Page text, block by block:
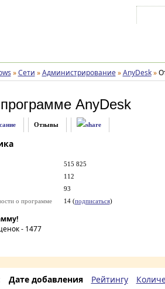
» Сети » Администрирование » AnyDesk »
AnyDesk
Отзывы
515 825
112
93
о программе
14 (подписаться)
- 1477
Дате добавления Рейтингу